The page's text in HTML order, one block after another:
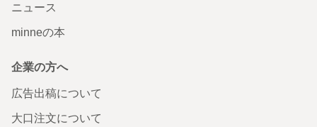
ニュース
minneの本
企業の方へ
広告出稿について
大口注文について